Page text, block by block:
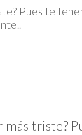
Pues te
triste?